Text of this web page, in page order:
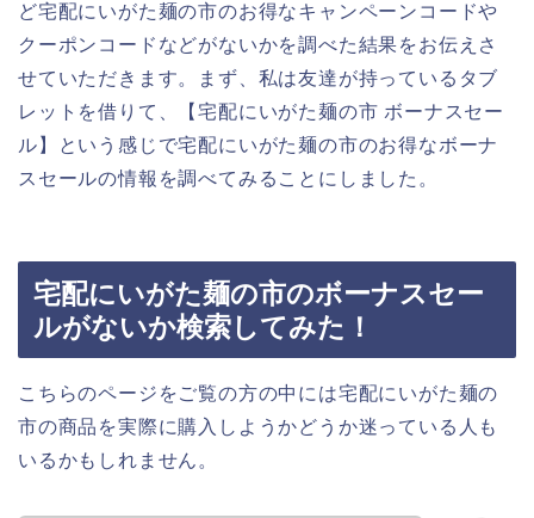
ど宅配にいがた麺の市のお得なキャンペーンコードや
クーポンコードなどがないかを調べた結果をお伝えさ
せていただきます。まず、私は友達が持っているタブ
レットを借りて、【宅配にいがた麺の市 ボーナスセー
ル】という感じで宅配にいがた麺の市のお得なボーナ
スセールの情報を調べてみることにしました。
宅配にいがた麺の市のボーナスセー
ルがないか検索してみた！
こちらのページをご覧の方の中には宅配にいがた麺の
市の商品を実際に購入しようかどうか迷っている人も
いるかもしれません。